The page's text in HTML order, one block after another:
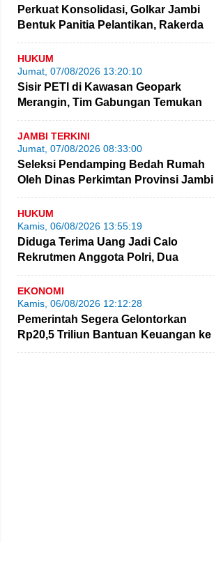
Perkuat Konsolidasi, Golkar Jambi
Bentuk Panitia Pelantikan, Rakerda
hingga Bimtek
HUKUM
Jumat, 07/08/2026 13:20:10
Sisir PETI di Kawasan Geopark
Merangin, Tim Gabungan Temukan
Empat Rakit yang Ditinggalkan
JAMBI TERKINI
Jumat, 07/08/2026 08:33:00
Seleksi Pendamping Bedah Rumah
Oleh Dinas Perkimtan Provinsi Jambi
Kembali Dikritik
HUKUM
Kamis, 06/08/2026 13:55:19
Diduga Terima Uang Jadi Calo
Rekrutmen Anggota Polri, Dua
Personel Polda Jambi Diproses
EKONOMI
Kamis, 06/08/2026 12:12:28
Pemerintah Segera Gelontorkan
Rp20,5 Triliun Bantuan Keuangan ke
Daerah